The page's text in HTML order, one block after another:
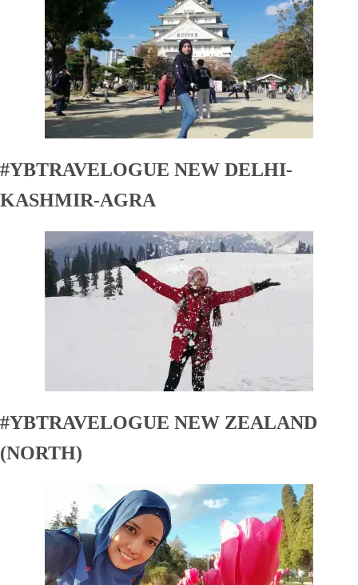
#YBTRAVELOGUE NEW DELHI-
KASHMIR-AGRA
#YBTRAVELOGUE NEW ZEALAND
(NORTH)